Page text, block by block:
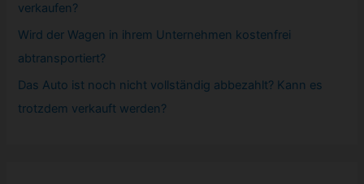
verkaufen?
Wird der Wagen in ihrem Unternehmen kostenfrei
abtransportiert?
Das Auto ist noch nicht vollständig abbezahlt? Kann es
trotzdem verkauft werden?